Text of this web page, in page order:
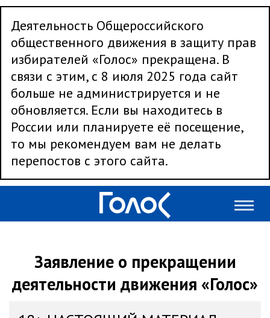
Деятельность Общероссийского
общественного движения в защиту прав
избирателей «Голос» прекращена. В
связи с этим, с 8 июля 2025 года сайт
больше не администрируется и не
обновляется. Если вы находитесь в
России или планируете её посещение,
то мы рекомендуем вам не делать
перепостов с этого сайта.
Заявление о прекращении
деятельности движения «Голос»